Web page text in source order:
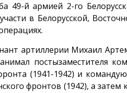
49-й армией 2-го
в Белорусской,
артиллерии Михаил
постызаместителя
(1941-1942) и
фронтов (1942), а